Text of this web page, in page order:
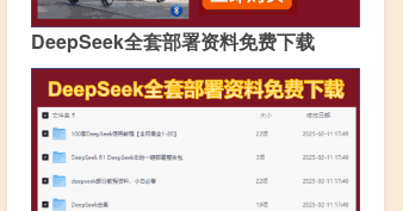
DeepSeek全套部署资料免费下载